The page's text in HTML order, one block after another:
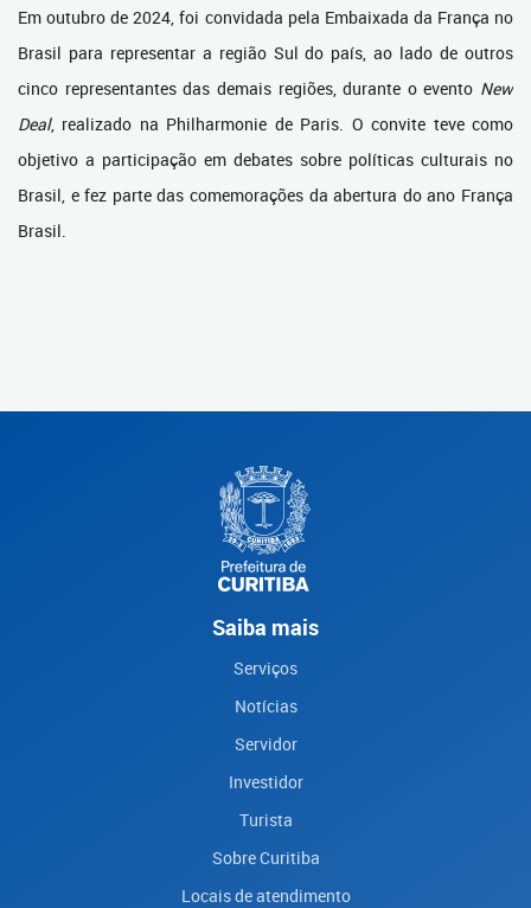
Em outubro de 2024, foi convidada pela Embaixada da França no
Brasil para representar a região Sul do país, ao lado de outros
cinco representantes das demais regiões, durante o evento New
Deal, realizado na Philharmonie de Paris. O convite teve como
objetivo a participação em debates sobre políticas culturais no
Brasil, e fez parte das comemorações da abertura do ano França
Brasil.
Saiba mais
Serviços
Notícias
Servidor
Investidor
Turista
Sobre Curitiba
Locais de atendimento